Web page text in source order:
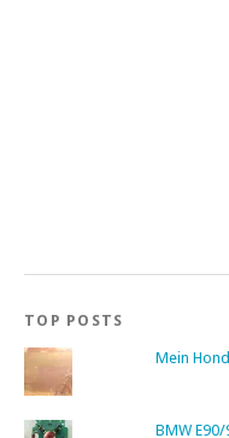
TOP POSTS
Mein
BMW